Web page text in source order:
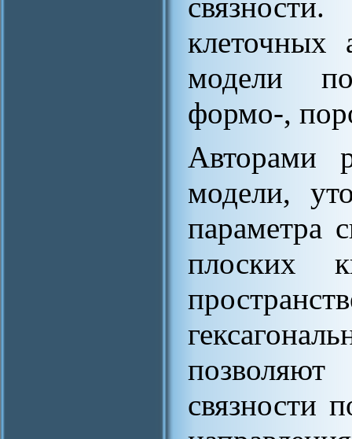
клеточных
модели
формо-,
Авторами
модели,
параметра
плоских
связности